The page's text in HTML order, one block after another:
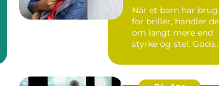
Når et barn har brug
for briller, handler
om langt mere end
styrke og stel. Gode